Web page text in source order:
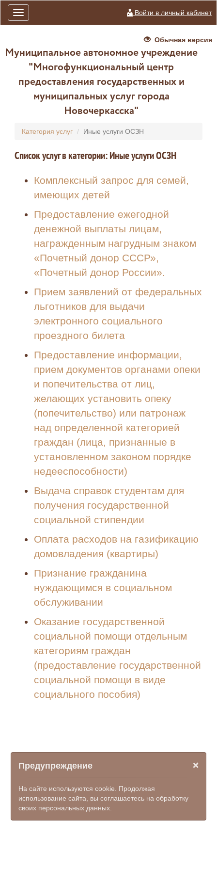
Toggle
navigation
Войти в личный кабинет
Обычная версия
Муниципальное автономное учреждение
"Многофункциональный центр
предоставления государственных и
муниципальных услуг города
Новочеркасска"
Категория услуг Иные услуги ОСЗН
Список услуг в категории: Иные услуги ОСЗН
Комплексный запрос для семей,
имеющих детей
Предоставление ежегодной
денежной выплаты лицам,
награжденным нагрудным знаком
«Почетный донор СССР»,
«Почетный донор России».
Прием заявлений от федеральных
льготников для выдачи
электронного социального
проездного билета
Предоставление информации,
прием документов органами опеки
и попечительства от лиц,
желающих установить опеку
(попечительство) или патронаж
над определенной категорией
граждан (лица, признанные в
установленном законом порядке
недееспособности)
Выдача справок студентам для
получения государственной
социальной стипендии
Оплата расходов на газификацию
домовладения (квартиры)
Признание гражданина
нуждающимся в социальном
обслуживании
Оказание государственной
социальной помощи отдельным
категориям граждан
(предоставление государственной
социальной помощи в виде
социального пособия)
×
Предупреждение
На сайте используются cookie. Продолжая
использование сайта, вы соглашаетесь на обработку
своих персональных данных.